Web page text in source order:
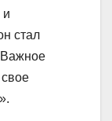
и
стал